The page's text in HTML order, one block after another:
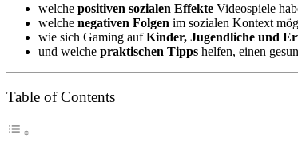
welche positiven sozialen Effekte Videospiele
welche negativen Folgen im sozialen Kontext
wie sich Gaming aufKinder, Jugendliche und
und welche praktischen Tipps helfen, einen
Table of Contents